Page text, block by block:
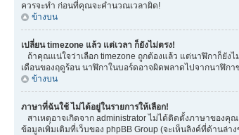
ควรจะทำ ก่อนที่คุณจะคำนวณเวลาผิด!
ข้างบน
เปลี่ยน timezone แล้ว แต่เวลา ก็ยังไม่ตรง!
ถ้าคุณแน่ใจว่าเลือก timezone ถูกต้องแล้ว แต่นาฬิกาก็ยังไ
เดือนของฤดูร้อน นาฬิกาในบอร์ดอาจผิดพลาดไปจากนาฬิก
ข้างบน
ภาษาที่ฉันใช้ ไม่ได้อยู่ในรายการให้เลือก!
สาเหตุอาจเกิดจาก administrator ไม่ได้ติดตั้งภาษาของ
ข้อมูลเพิ่มเติมที่เว็บของ phpBB Group (จะเห็นลิงค์ที่ด้านล่า